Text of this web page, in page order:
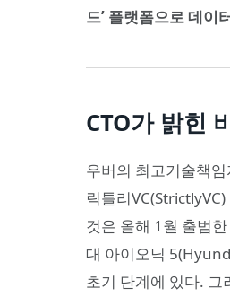
드’ 플랫폼으로 데이
CTO가 밝힌
우버의 최고기술책
릭틀리
것은 올해 1월 출범
대 아이오닉
초기 단계에 있다. 그